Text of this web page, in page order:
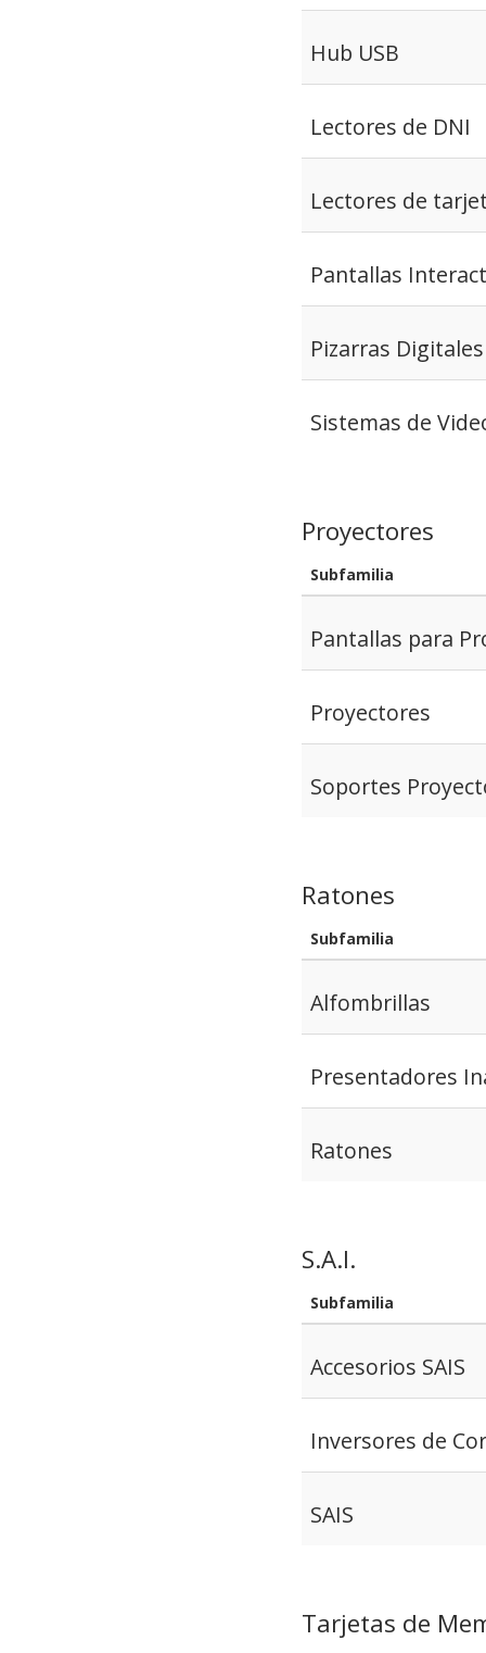
Hub USB
Lectores de DNI
Lectores de
Pantallas
Pizarras Digitales
Sistemas de
Proyectores
Subfamilia
Pantallas para
Proyectores
Soportes
Ratones
Subfamilia
Alfombrillas
Presentadores
Ratones
S.A.I.
Subfamilia
Accesorios SAIS
Inversores de
SAIS
Tarjetas de